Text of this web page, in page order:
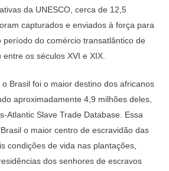
da UNESCO, cerca de 12,5
capturados e enviados à força para
período do comércio transatlântico de
os séculos XVI e XIX.
Brasil foi o maior destino dos africanos
aproximadamente 4,9 milhões deles,
Atlantic Slave Trade Database. Essa
o maior centro de escravidão das
condições de vida nas plantações,
dos senhores de escravos